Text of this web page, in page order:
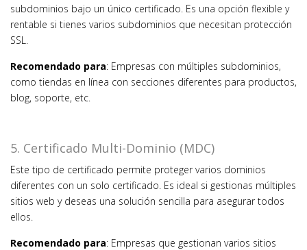
subdominios bajo un único certificado. Es una opción flexible y
rentable si tienes varios subdominios que necesitan protección
SSL.
Recomendado para: Empresas con múltiples subdominios,
como tiendas en línea con secciones diferentes para productos,
blog, soporte, etc.
5. Certificado Multi-Dominio (MDC)
Este tipo de certificado permite proteger varios dominios
diferentes con un solo certificado. Es ideal si gestionas múltiples
sitios web y deseas una solución sencilla para asegurar todos
ellos.
Recomendado para: Empresas que gestionan varios sitios